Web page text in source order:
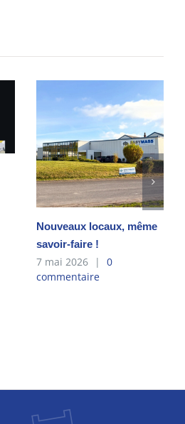
Nouveaux locaux, même
savoir-faire !
7 mai 2026 |
0
commentaire